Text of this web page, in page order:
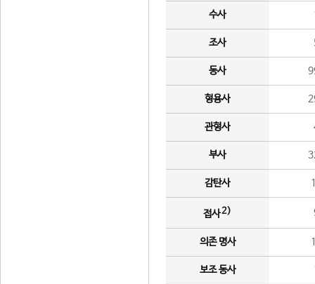
수사
조사
동사
형용사
관형사
부사
감탄사
접사2)
의존 명사
보조 동사